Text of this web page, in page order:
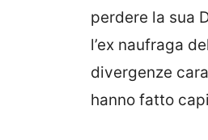
perdere la sua
l’ex naufraga
divergenze
hanno fatto